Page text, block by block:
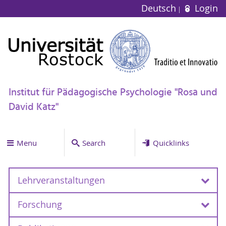
Deutsch Login
Institut für Pädagogische Psychologie "Rosa und
David Katz"
Menu Search Quicklinks
Lehrveranstaltungen
Lehrveranstaltungen
Forschung